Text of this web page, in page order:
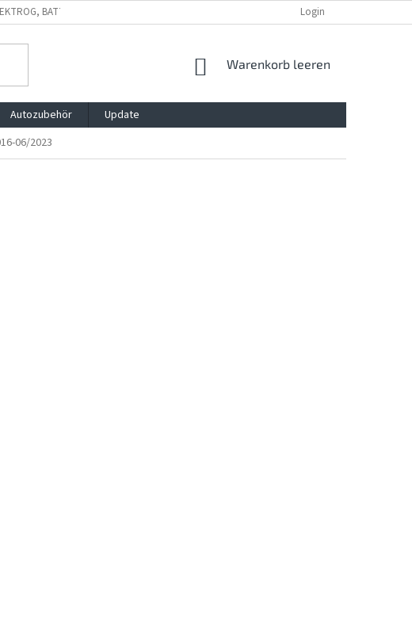
BATTG, VERPACKG REKLAMATION UND WIDDERRUFSRECHT
Login
WARENKORB
Warenkorb leeren
Autozubehör
Update
06/2023